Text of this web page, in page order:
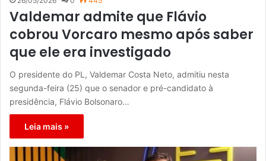
Valdemar admite que Flávio
cobrou Vorcaro mesmo após saber
que ele era investigado
O presidente do PL, Valdemar Costa Neto, admitiu nesta
segunda-feira (25) que o senador e pré-candidato à
presidência, Flávio Bolsonaro…
Leia mais »